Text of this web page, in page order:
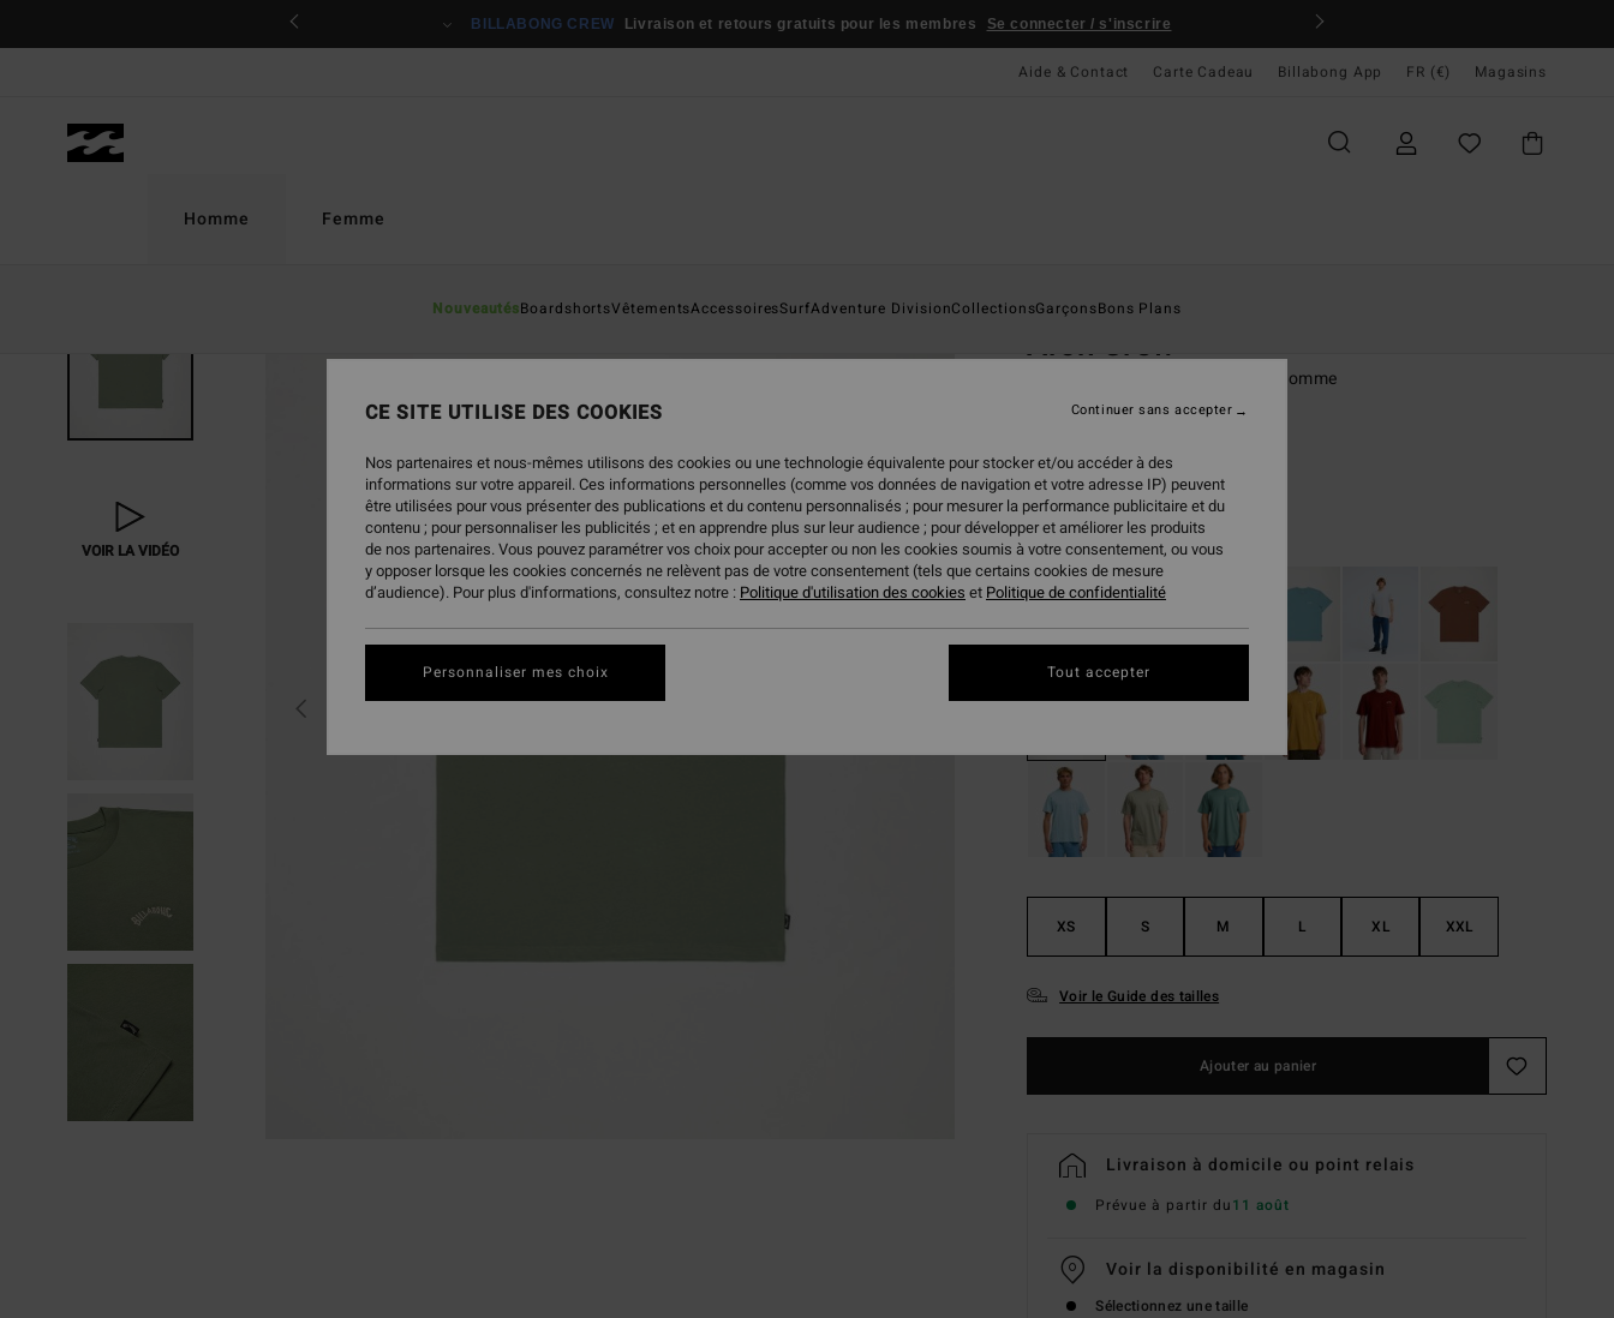
BILLABONG CREW Livraison et retours gratuits pour les membres Se connecter / s'inscrire
Aide & Contact Carte Cadeau Billabong App FR (€) Magasins
Homme
NouveautésBoardshortsVêtementsAccessoiresSurfAdventure DivisionCollectionsGarçonsBons Plans
Femme
VOIR LA VIDÉO
Arch Crew
T-shirt à manches courtes Vert Homme
(59 Avis)
25,95 €
CouleurSea Spray
XS S M L XL XXL
Voir le Guide des tailles
Ajouter au panier
Livraison à domicile ou point relais
Prévue à partir du11 août
Voir la disponibilité en magasin
Sélectionnez une taille
CE SITE UTILISE DES COOKIES
Nos partenaires et nous-mêmes utilisons des cookies ou une technologie équivalente pour stocker et/ou accéder à des
informations sur votre appareil. Ces informations personnelles (comme vos données de navigation et votre adresse IP) peuvent
être utilisées pour vous présenter des publications et du contenu personnalisés ; pour mesurer la performance publicitaire et du
contenu ; pour personnaliser les publicités ; et en apprendre plus sur leur audience ; pour développer et améliorer les produits
de nos partenaires. Vous pouvez paramétrer vos choix pour accepter ou non les cookies soumis à votre consentement, ou vous
y opposer lorsque les cookies concernés ne relèvent pas de votre consentement (tels que certains cookies de mesure
d’audience). Pour plus d'informations, consultez notre : Politique d'utilisation des cookies et Politique de confidentialité
Personnaliser mes choix
Continuer sans accepter
Tout accepter